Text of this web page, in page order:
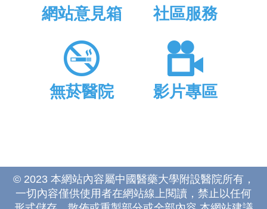
網站意見箱 社區服務
無菸醫院 影片專區
© 2023 本網站內容屬中國醫藥大學附設醫院所有，
一切內容僅供使用者在網站線上閱讀，禁止以任何